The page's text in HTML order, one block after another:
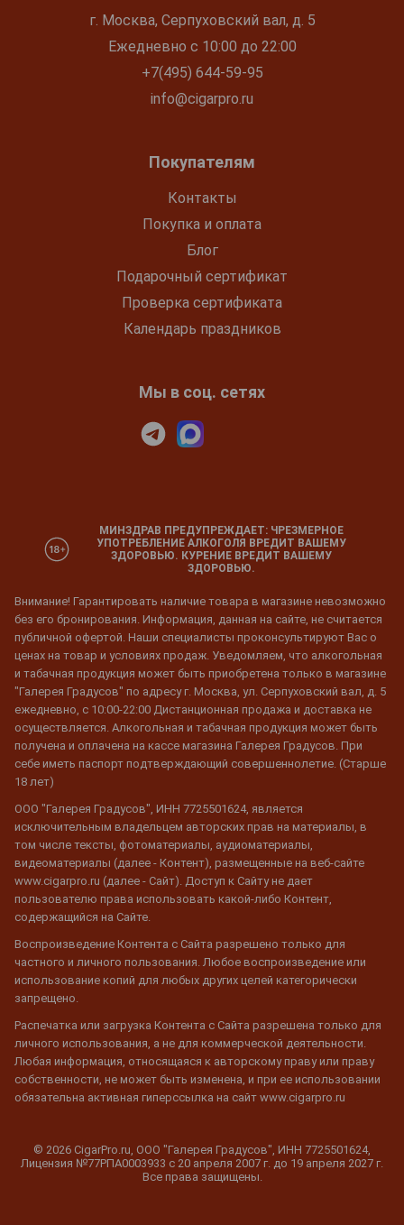
г. Москва, Серпуховский вал, д. 5
Ежедневно с 10:00 до 22:00
+7(495) 644-59-95
info@cigarpro.ru
Покупателям
Контакты
Покупка и оплата
Блог
Подарочный сертификат
Проверка сертификата
Календарь праздников
Мы в соц. сетях
МИНЗДРАВ ПРЕДУПРЕЖДАЕТ: ЧРЕЗМЕРНОЕ
УПОТРЕБЛЕНИЕ АЛКОГОЛЯ ВРЕДИТ ВАШЕМУ
ЗДОРОВЬЮ. КУРЕНИЕ ВРЕДИТ ВАШЕМУ
ЗДОРОВЬЮ.
Внимание! Гарантировать наличие товара в магазине невозможно
без его бронирования. Информация, данная на сайте, не считается
публичной офертой. Наши специалисты проконсультируют Вас о
ценах на товар и условиях продаж. Уведомляем, что алкогольная
и табачная продукция может быть приобретена только в магазине
"Галерея Градусов" по адресу г. Москва, ул. Серпуховский вал, д. 5
ежедневно, с 10:00-22:00 Дистанционная продажа и доставка не
осуществляется. Алкогольная и табачная продукция может быть
получена и оплачена на кассе магазина Галерея Градусов. При
себе иметь паспорт подтверждающий совершеннолетие. (Старше
18 лет)
ООО "Галерея Градусов", ИНН 7725501624, является
исключительным владельцем авторских прав на материалы, в
том числе тексты, фотоматериалы, аудиоматериалы,
видеоматериалы (далее - Контент), размещенные на веб-сайте
www.cigarpro.ru (далее - Сайт). Доступ к Сайту не дает
пользователю права использовать какой-либо Контент,
содержащийся на Сайте.
Воспроизведение Контента с Сайта разрешено только для
частного и личного пользования. Любое воспроизведение или
использование копий для любых других целей категорически
запрещено.
Распечатка или загрузка Контента с Сайта разрешена только для
личного использования, а не для коммерческой деятельности.
Любая информация, относящаяся к авторскому праву или праву
собственности, не может быть изменена, и при ее использовании
обязательна активная гиперссылка на сайт www.cigarpro.ru
© 2026 CigarPro.ru, ООО "Галерея Градусов", ИНН 7725501624,
Лицензия №77РПА0003933 c 20 апреля 2007 г. до 19 апреля 2027 г.
Все права защищены.